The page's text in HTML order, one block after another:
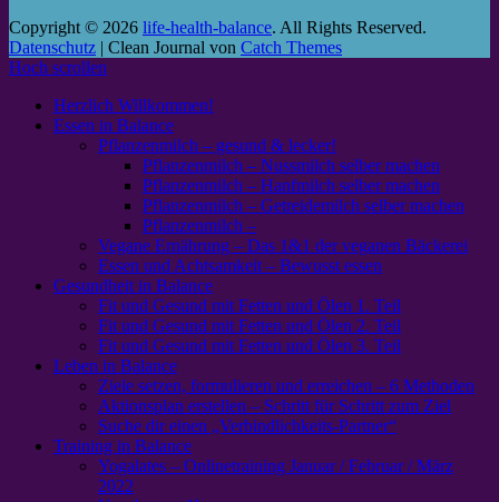
Copyright © 2026 life-health-balance. All Rights Reserved.
Datenschutz | Clean Journal von Catch Themes
Hoch scrollen
Herzlich Willkommen!
Essen in Balance
Pflanzenmilch – gesund & lecker!
Pflanzenmilch – Nussmilch selber machen
Pflanzenmilch – Hanfmilch selber machen
Pflanzenmilch – Getreidemilch selber machen
Pflanzenmilch –
Vegane Ernährung – Das 1&1 der veganen Bäckerei
Essen und Achtsamkeit – Bewusst essen
Gesundheit in Balance
Fit und Gesund mit Fetten und Ölen 1. Teil
Fit und Gesund mit Fetten und Ölen 2. Teil
Fit und Gesund mit Fetten und Ölen 3. Teil
Leben in Balance
Ziele setzen, formulieren und erreichen – 6 Methoden
Aktionsplan erstellen – Schritt für Schritt zum Ziel
Suche dir einen „Verbindlichkeits-Partner“
Training in Balance
Yogalates – Onlinetraining Januar / Februar / März
2022